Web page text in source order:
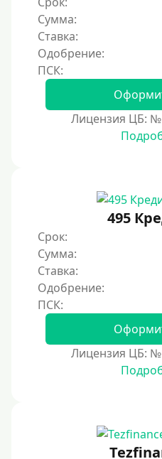
Сумма:
Ставка:
Одобрение:
Лицензия ЦБ: №
495
Срок:
Сумма:
Ставка:
Одобрение:
Лицензия ЦБ: №